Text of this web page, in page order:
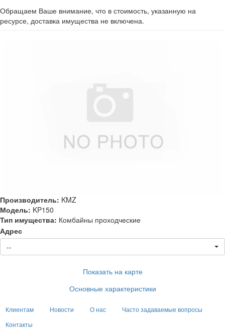
Обращаем Ваше внимание, что в стоимость, указанную на
ресурсе, доставка имущества не включена.
Производитель: KMZ
Модель: KP150
Тип имущества: Комбайны проходческие
Адрес
--
Показать на карте
Основные характеристики
Клиентам Новости О нас
Часто задаваемые вопросы
Контакты